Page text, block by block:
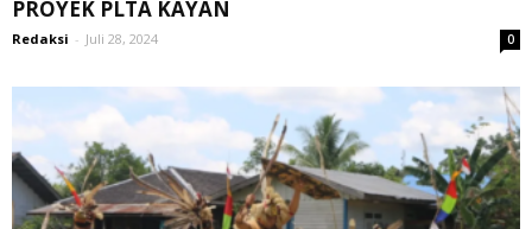
PROYEK PLTA KAYAN
Redaksi - Juli 28, 2024 0